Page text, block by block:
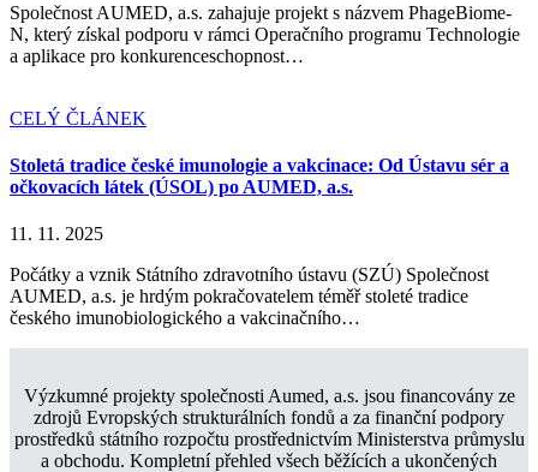
Společnost AUMED, a.s. zahajuje projekt s názvem PhageBiome-
N, který získal podporu v rámci Operačního programu Technologie
a aplikace pro konkurenceschopnost…
CELÝ ČLÁNEK
Stoletá tradice české imunologie a vakcinace: Od Ústavu sér a
očkovacích látek (ÚSOL) po AUMED, a.s.
11. 11. 2025
Počátky a vznik Státního zdravotního ústavu (SZÚ) Společnost
AUMED, a.s. je hrdým pokračovatelem téměř stoleté tradice
českého imunobiologického a vakcinačního…
Výzkumné projekty společnosti Aumed, a.s. jsou financovány ze
zdrojů Evropských strukturálních fondů a za finanční podpory
prostředků státního rozpočtu prostřednictvím Ministerstva průmyslu
a obchodu. Kompletní přehled všech běžících a ukončených